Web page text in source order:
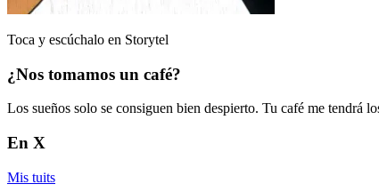
Toca y escúchalo en Storytel
¿Nos tomamos un café?
Los sueños solo se consiguen bien despierto. Tu café me tendrá
En X
Mis tuits